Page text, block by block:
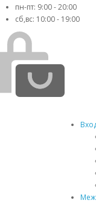
пн-пт: 9:00 - 20:00
сб,вс: 10:00 - 19:00